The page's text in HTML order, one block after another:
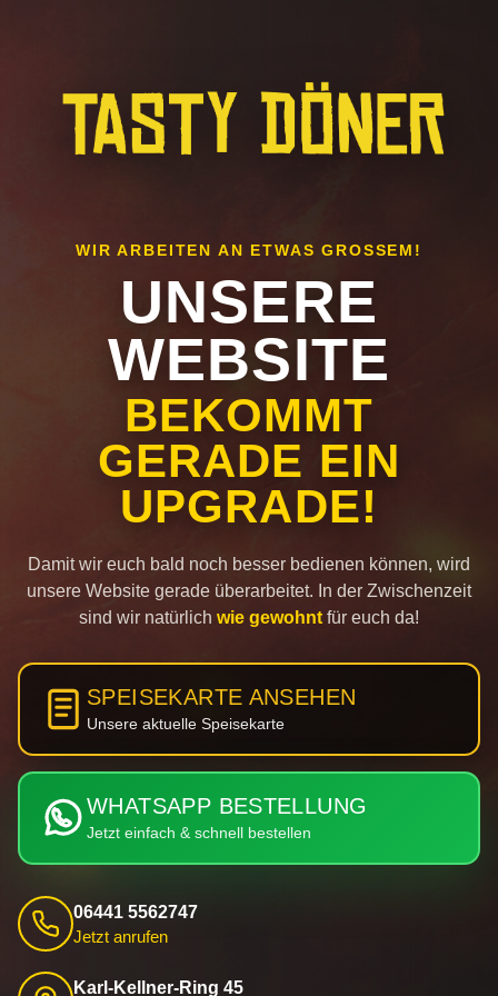
WIR ARBEITEN AN ETWAS GROSSEM!
UNSERE
WEBSITE
BEKOMMT
GERADE EIN
UPGRADE!
Damit wir euch bald noch besser bedienen können, wird
unsere Website gerade überarbeitet. In der Zwischenzeit
sind wir natürlich wie gewohnt für euch da!
SPEISEKARTE ANSEHEN
Unsere aktuelle Speisekarte
WHATSAPP BESTELLUNG
Jetzt einfach & schnell bestellen
06441 5562747
Jetzt anrufen
Karl-Kellner-Ring 45